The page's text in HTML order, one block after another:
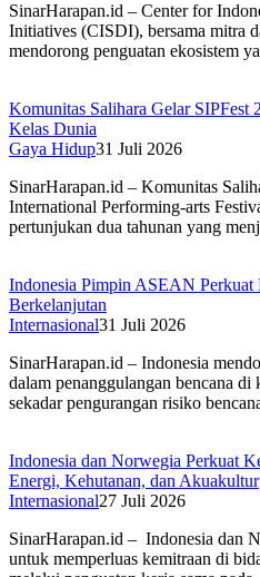
SinarHarapan.id – Center for
Initiatives (CISDI), bersama mitra
mendorong penguatan ekosistem
Komunitas Salihara Gelar SIPFest
Kelas Dunia
Gaya Hidup31 Juli 2026
SinarHarapan.id – Komunitas
International Performing-arts
pertunjukan dua tahunan yang
Indonesia Pimpin ASEAN Perkuat
Berkelanjutan
Internasional31 Juli 2026
SinarHarapan.id – Indonesia
dalam penanggulangan bencana di
sekadar pengurangan risiko
Indonesia dan Norwegia Perkuat
Energi, Kehutanan, dan Akuakultur
Internasional27 Juli 2026
SinarHarapan.id – Indonesia dan
untuk memperluas kemitraan di